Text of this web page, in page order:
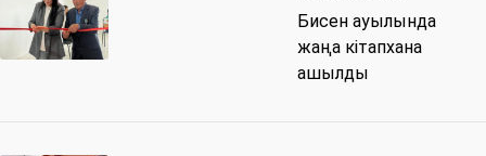
Бисен ауылында
жаңа кітапхана
ашылды